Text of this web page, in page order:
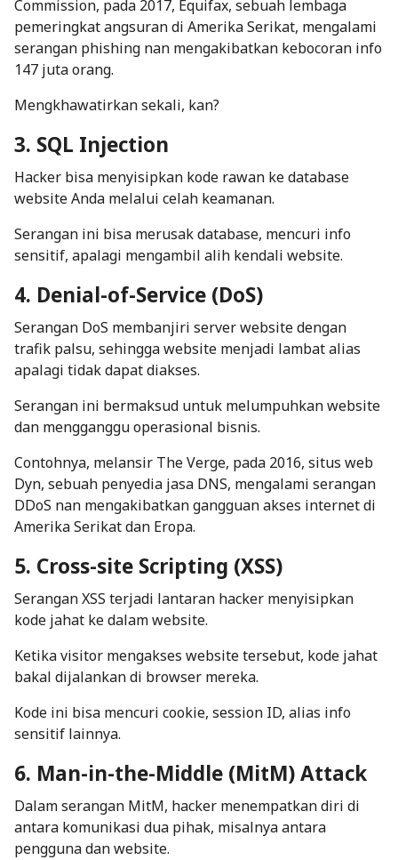
Commission, pada 2017, Equifax, sebuah lembaga
pemeringkat angsuran di Amerika Serikat, mengalami
serangan phishing nan mengakibatkan kebocoran info
147 juta orang.
Mengkhawatirkan sekali, kan?
3. SQL Injection
Hacker bisa menyisipkan kode rawan ke database
website Anda melalui celah keamanan.
Serangan ini bisa merusak database, mencuri info
sensitif, apalagi mengambil alih kendali website.
4. Denial-of-Service (DoS)
Serangan DoS membanjiri server website dengan
trafik palsu, sehingga website menjadi lambat alias
apalagi tidak dapat diakses.
Serangan ini bermaksud untuk melumpuhkan website
dan mengganggu operasional bisnis.
Contohnya, melansir The Verge, pada 2016, situs web
Dyn, sebuah penyedia jasa DNS, mengalami serangan
DDoS nan mengakibatkan gangguan akses internet di
Amerika Serikat dan Eropa.
5. Cross-site Scripting (XSS)
Serangan XSS terjadi lantaran hacker menyisipkan
kode jahat ke dalam website.
Ketika visitor mengakses website tersebut, kode jahat
bakal dijalankan di browser mereka.
Kode ini bisa mencuri cookie, session ID, alias info
sensitif lainnya.
6. Man-in-the-Middle (MitM) Attack
Dalam serangan MitM, hacker menempatkan diri di
antara komunikasi dua pihak, misalnya antara
pengguna dan website.